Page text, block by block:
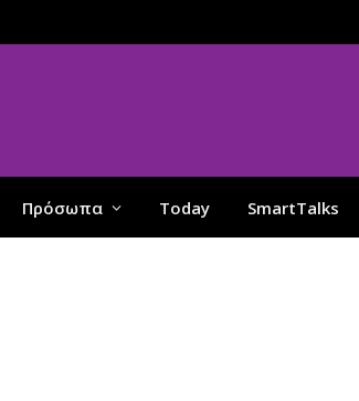
Πρόσωπα Today SmartTalks